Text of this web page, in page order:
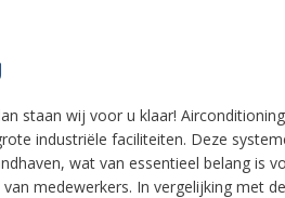
staan wij voor u klaar!
industriële faciliteiten. Deze
wat van essentieel belang is
medewerkers. In vergelijking met